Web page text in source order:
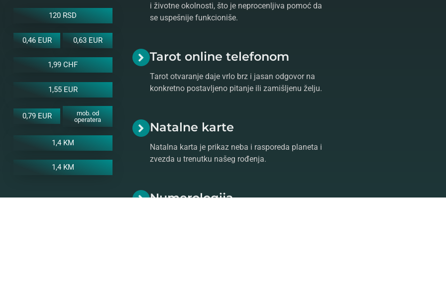
120 RSD
0,46 EUR 0,63 EUR
1,99 CHF
1,55 EUR
0,79 EUR
mob. od
operatera
1,4 KM
1,4 KM
i životne okolnosti, što je neprocenljiva pomoć da
se uspešnije funkcioniše.
Tarot online telefonom
Tarot otvaranje daje vrlo brz i jasan odgovor na
konkretno postavljeno pitanje ili zamišljenu želju.
Natalne karte
Natalna karta je prikaz neba i rasporeda planeta i
zvezda u trenutku našeg rođenja.
Numerologija